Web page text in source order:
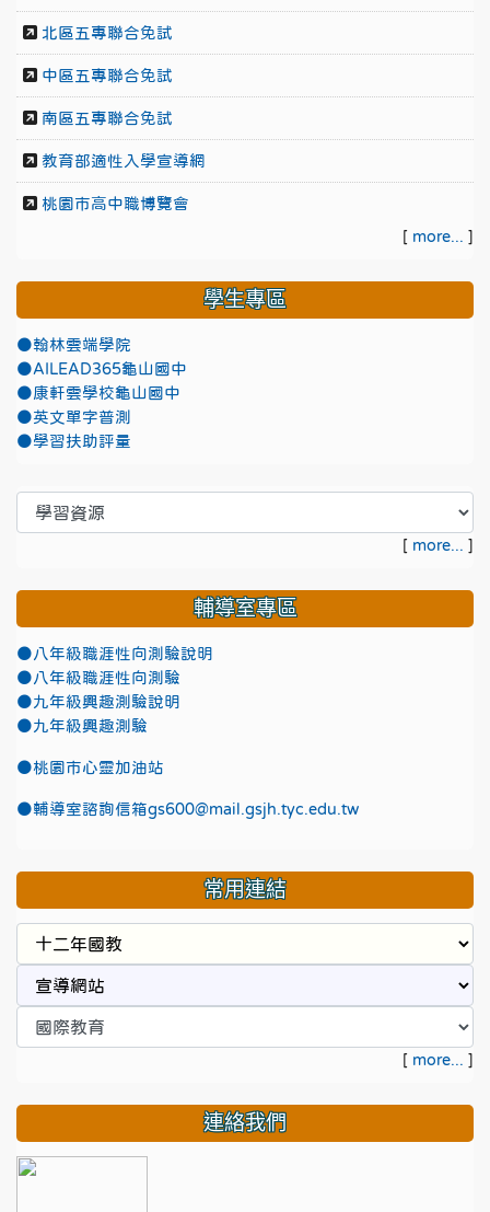
北區五專聯合免試
中區五專聯合免試
南區五專聯合免試
教育部適性入學宣導網
桃園市高中職博覽會
[ more... ]
學生專區
●翰林雲端學院
●AILEAD365龜山國中
●康軒雲學校龜山國中
●英文單字普測
●學習扶助評量
[ more... ]
輔導室專區
●八年級職涯性向測驗說明
●八年級職涯性向測驗
●九年級興趣測驗說明
●九年級興趣測驗
●桃園市心靈加油站
●輔導室諮詢信箱gs600@mail.gsjh.tyc.edu.tw
常用連結
[ more... ]
連絡我們